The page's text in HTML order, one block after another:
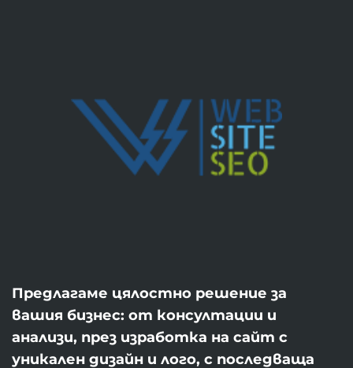
Предлагаме цялостно решение за
вашия бизнес: от консултации и
анализи, през изработка на сайт с
уникален дизайн и лого, с последваща